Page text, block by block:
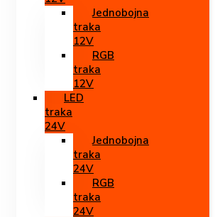
Jednobojna
traka
12V
RGB
traka
12V
LED
traka
24V
Jednobojna
traka
24V
RGB
traka
24V